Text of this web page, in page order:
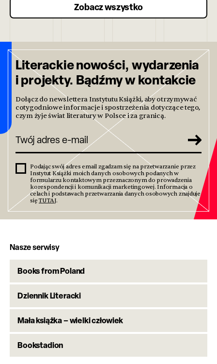
Zobacz wszystko
Literackie nowości, wydarzenia
i projekty. Bądźmy w kontakcie
Dołącz do newslettera Instytutu Książki, aby otrzymywać
cotygodniowe informacje i spostrzeżenia dotyczące tego,
czym żyje świat literatury w Polsce i za granicą.
Podając swój adres email zgadzam się na przetwarzanie przez
Instytut Książki moich danych osobowych podanych w
formularzu kontaktowym przeznaczonym do prowadzenia
korespondencji i komunikacji marketingowej. Informacja o
celach i podstawach przetwarzania danych osobowych znajduje
sięTUTAJ.
Nasze serwisy
Books from Poland
Dziennik Literacki
Mała książka – wielki człowiek
Bookstadion